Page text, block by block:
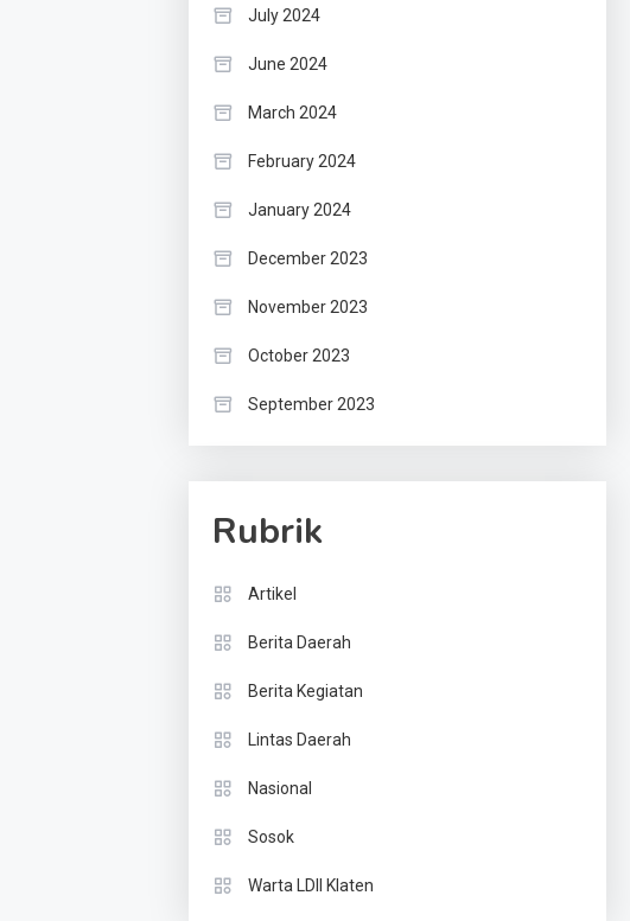
July 2024
June 2024
March 2024
February 2024
January 2024
December 2023
November 2023
October 2023
September 2023
Rubrik
Artikel
Berita Daerah
Berita Kegiatan
Lintas Daerah
Nasional
Sosok
Warta LDII Klaten